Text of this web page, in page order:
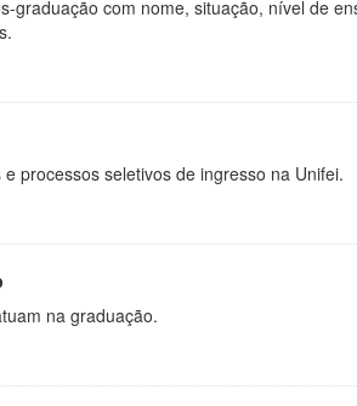
graduação com nome, situação, nível de
processos seletivos de ingresso na Unifei.
na graduação.